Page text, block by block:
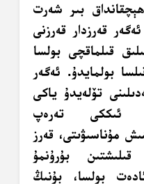
بىر شەرت
قەرزدار قەرزنى
قىلماقچى بولسا
بولمايدۇ. ئەگەر
تۆلەيدۇ ياكى
ئىككى تەرەپ
مۇناسىۋىتى، قەرز
بۇرۇنمۇ
بولسا، بۇنىڭ